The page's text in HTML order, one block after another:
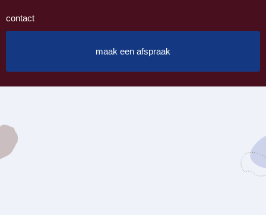
contact
maak een afspraak